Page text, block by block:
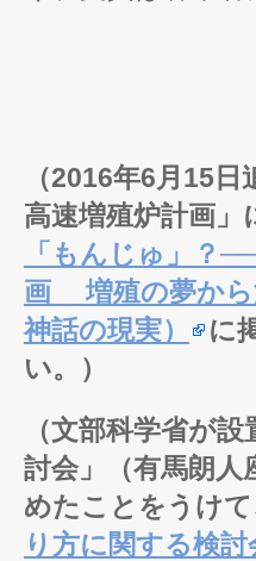
（2016年6月15
高速増殖炉計画
「もんじゅ」？
画 増殖の夢から
神話の現実）
に
い。）
（文部科学省が
討会」（有馬朗
めたことをうけ
り方に関する検